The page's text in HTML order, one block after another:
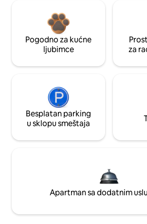
Pogodno za kućne
ljubimce
za
Besplatan parking
u sklopu smeštaja
Apartman sa dodatnim